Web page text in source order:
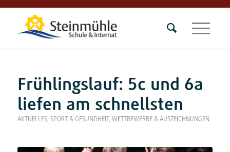
Frühlingslauf: 5c und 6a
liefen am schnellsten
AKTUELLES, SPORT & GESUNDHEIT, WETTBEWERBE & AUSZEICHNUNGEN